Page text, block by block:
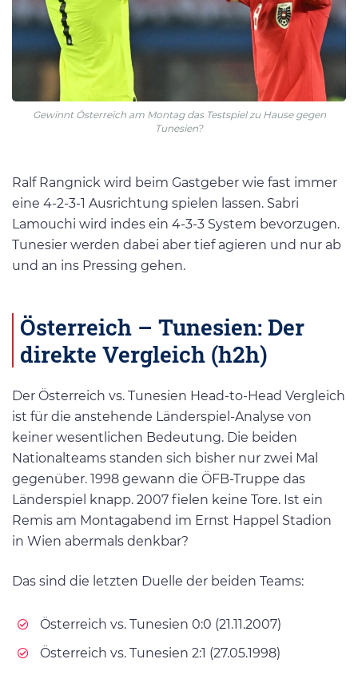
Gewinnt Österreich am Montag das Testspiel zu Hause gegen
Tunesien?
Ralf Rangnick wird beim Gastgeber wie fast immer
eine 4-2-3-1 Ausrichtung spielen lassen. Sabri
Lamouchi wird indes ein 4-3-3 System bevorzugen.
Tunesier werden dabei aber tief agieren und nur ab
und an ins Pressing gehen.
Österreich – Tunesien: Der
direkte Vergleich (h2h)
Der Österreich vs. Tunesien Head-to-Head Vergleich
ist für die anstehende Länderspiel-Analyse von
keiner wesentlichen Bedeutung. Die beiden
Nationalteams standen sich bisher nur zwei Mal
gegenüber. 1998 gewann die ÖFB-Truppe das
Länderspiel knapp. 2007 fielen keine Tore. Ist ein
Remis am Montagabend im Ernst Happel Stadion
in Wien abermals denkbar?
Das sind die letzten Duelle der beiden Teams:
Österreich vs. Tunesien 0:0 (21.11.2007)
Österreich vs. Tunesien 2:1 (27.05.1998)